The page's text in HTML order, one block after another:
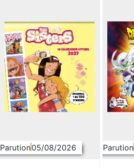
Parution05/08/2026 Parution